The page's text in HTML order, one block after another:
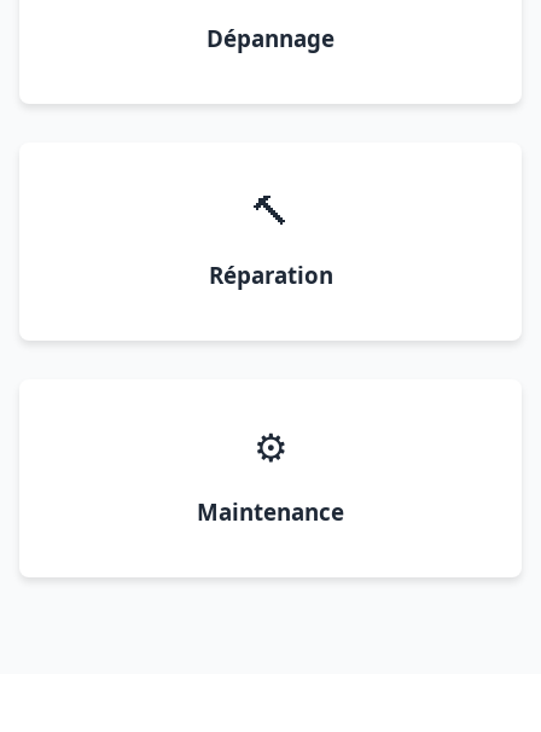
Dépannage
🔨
Réparation
⚙️
Maintenance